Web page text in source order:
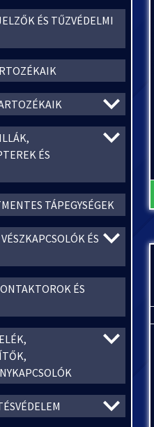
ÉS TŰZVÉDELMI
ÉS
TÁPEGYSÉGEK
ÉS
ÉS